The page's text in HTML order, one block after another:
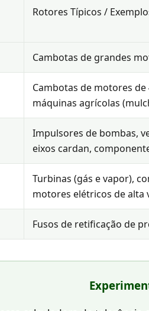
Rotores Típicos /
Cambotas de grandes
Cambotas de motores
máquinas agrícolas
Impulsores de bombas,
eixos cardan,
Turbinas (gás e vapor),
motores elétricos de alta
Fusos de retificação de